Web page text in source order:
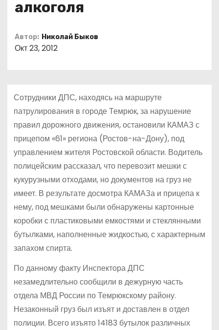
алкоголя
Автор: Николай Быков
Окт 23, 2012
Сотрудники ДПС, находясь на маршруте
патрулирования в городе Темрюк, за нарушение
правил дорожного движения, остановили КАМАЗ с
прицепом «61» региона (Ростов-на-Дону), под
управлением жителя Ростовской области. Водитель
полицейским рассказал, что перевозит мешки с
кукурузными отходами, но документов на груз не
имеет. В результате досмотра КАМАЗа и прицепа к
нему, под мешками были обнаружены картонные
коробки с пластиковыми емкостями и стеклянными
бутылками, наполненные жидкостью, с характерным
запахом спирта.
По данному факту Инспектора ДПС
незамедлительно сообщили в дежурную часть
отдела МВД России по Темрюкскому району.
Незаконный груз был изъят и доставлен в отдел
полиции. Всего изъято 14183 бутылок различных